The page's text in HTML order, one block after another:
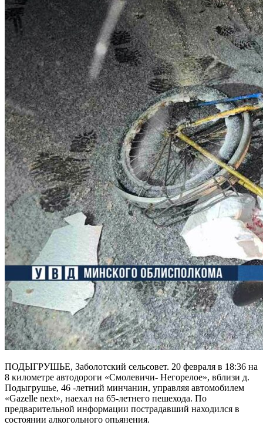
ПОДЫГРУШЬЕ, Заболотский сельсовет. 20 февраля в 18:36 на
8 километре автодороги «Смолевичи- Негорелое», вблизи д.
Подыгрушье, 46 -летний минчанин, управляя автомобилем
«Gazelle next», наехал на 65-летнего пешехода. По
предварительной информации пострадавший находился в
состоянии алкогольного опьянения.